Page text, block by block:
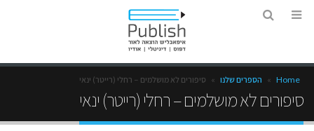
Home
» הספרים שלנו » סיפורים לא מושלמים – רחלי (רייטר) ינאי
סיפורים לא מושלמים – רחלי (רייטר) ינאי